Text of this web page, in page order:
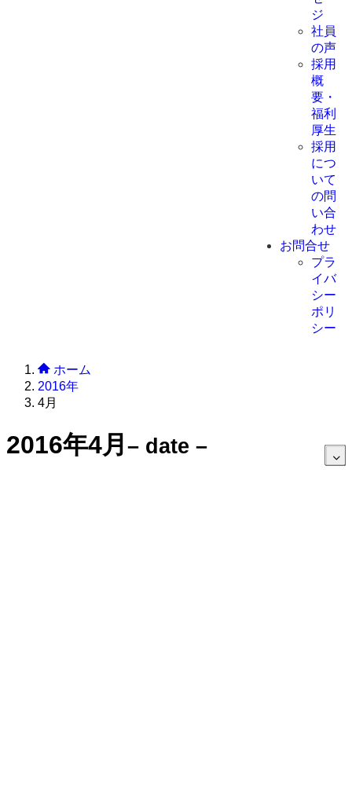
ジ
社員
の声
採用
概
要・
福利
厚生
採用
につ
いて
の問
い合
わせ
お問合せ
プラ
イバ
シー
ポリ
シー
ホーム
2016年
4月
2016年4月 – date –